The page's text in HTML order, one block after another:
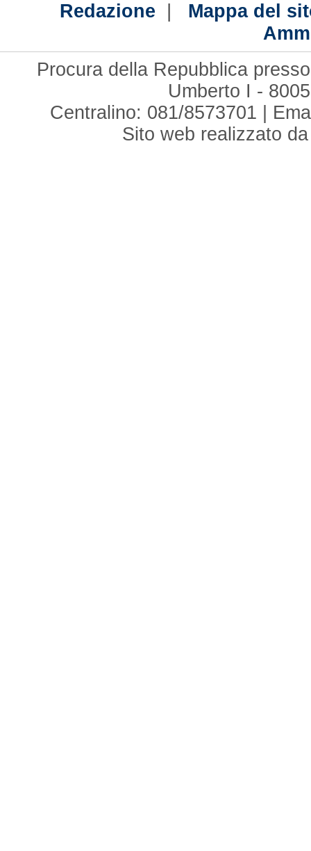
Redazione
Mappa del
Procura della Repubblica
Umberto I -
Centralino: 081/8573701 |
Sito web realizzato